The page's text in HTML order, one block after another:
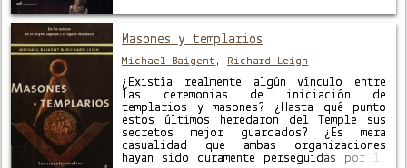
investigadores Lincoln, Baigent y Leigh
Masones y templarios
Michael Baigent , Richard Leigh
¿Existía realmente algún vínculo entre
las ceremonias de iniciación de
templarios y masones? ¿Hasta qué punto
estos últimos heredaron del Temple sus
secretos mejor guardados? ¿Es mera
casualidad que ambas organizaciones
hayan sido duramente perseguidas por la